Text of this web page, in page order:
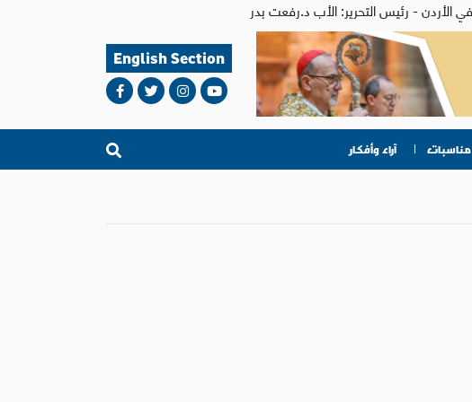
English Section
مناسبات آراء وأفكار